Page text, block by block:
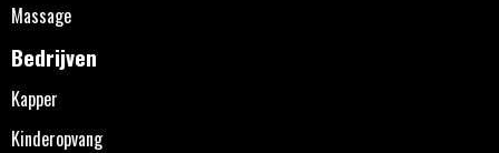
Massage
Bedrijven
Kapper
Kinderopvang